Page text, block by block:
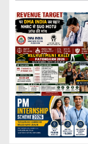
n
a
v
i
g